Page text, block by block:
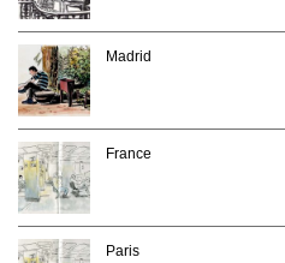
Madrid
France
Paris